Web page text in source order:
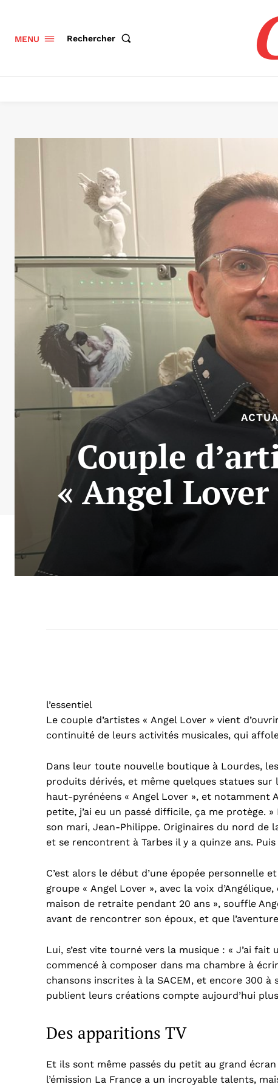
MENU Rechercher
Couple
« Angel
l’essentiel
Le couple d’artistes « Angel Lover » vient
continuité de leurs activités musicales, qui
Dans leur toute nouvelle boutique à Lourdes,
produits dérivés, et même quelques statues sur
haut-pyrénéens « Angel Lover », et notamment
petite, j’ai eu un passé difficile, ça me protège.
son mari, Jean-Philippe. Originaires du nord de
et se rencontrent à Tarbes il y a quinze ans.
C’est alors le début d’une épopée personnelle
groupe « Angel Lover », avec la voix
maison de retraite pendant 20 ans », souffle
avant de rencontrer son époux, et que
Lui, s’est vite tourné vers la musique : « J’ai fait
commencé à composer dans ma chambre à
chansons inscrites à la SACEM, et encore 300
publient leurs créations compte aujourd’hui
Des apparitions TV
Et ils sont même passés du petit au grand
l’émission La France a un incroyable talents,